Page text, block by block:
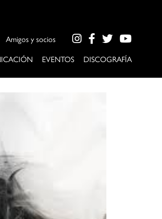
Amigos y socios
EVENTOS DISCOGRAFÍA